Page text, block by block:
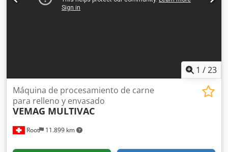
de la impresión en el foil. Transportador de salida. Tipo
de máquina: Máquina de envasado de mantequilla
1 /23
Root 11.899 km
Máquina de procesamiento de carne
para relleno y envasado
VEMAG MULTIVAC